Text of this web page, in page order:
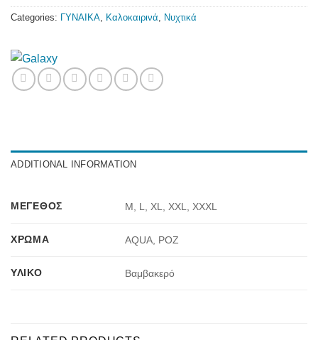
Categories: ΓΥΝΑΙΚΑ, Καλοκαιρινά, Νυχτικά
ADDITIONAL INFORMATION
ΜΈΓΕΘΟΣ M, L, XL, XXL, XXXL
ΧΡΏΜΑ AQUA, ΡΟΖ
ΥΛΙΚΌ Βαμβακερό